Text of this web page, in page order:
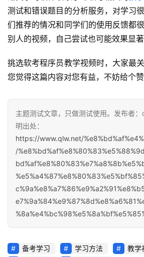
测试和错误题目的分析服务，对学习
们推荐的情况和同学们的使用反馈都
别人的视频，自己尝试也可能效果显著
挑选软考程序员教学视频时，大家最
您觉得这篇内容对您有益，不妨给个赞
主题测试文章，只做测试使用。发布者
明出处：
https://www.qlw.net/
/
备考学习 学习方法
教学